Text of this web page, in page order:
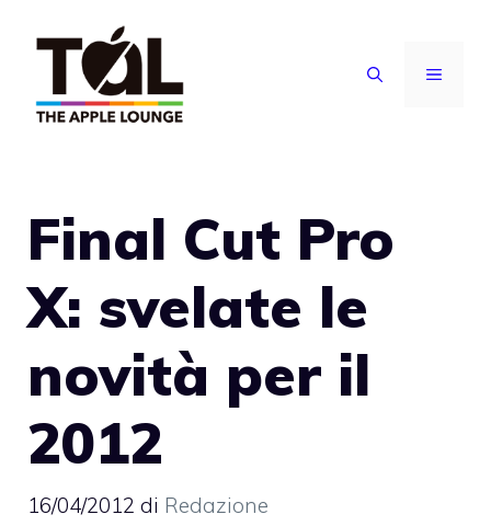
contenuto
MENU
Final Cut Pro
X: svelate le
novità per il
2012
16/04/2012 di Redazione